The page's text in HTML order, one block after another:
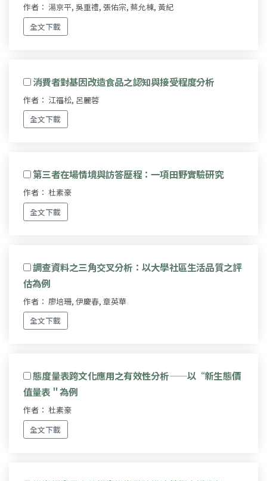
作者： 湯京平, 吳重禮, 張佑宗, 蔡允棟, 黃紀
全文下載
消費者對基因改造食品之認知與接受程度分析
作者： 江福松, 呂麗蓉
全文下載
第三者在場情境與訪答歷程：一項田野實驗研究
作者： 杜素豪
全文下載
調查資料之三角交叉分析：以大學社區生活品質之評
估為例
作者： 廖培珊, 伊慶春, 章英華
全文下載
態度量表跨文化應用之有效性分析——以“新生態價
值量表＂為例
作者： 杜素豪
全文下載